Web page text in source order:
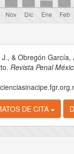
& Obregón
Revista Penal
DE CITA